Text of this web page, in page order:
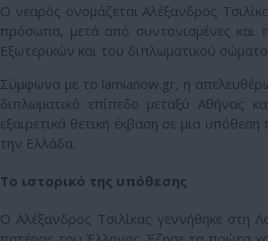
Ο νεαρός ονομάζεται Αλέξανδρος
πρόσωπα, μετά από συντονισμένες και
Εξωτερικών και του διπλωματικού
Σύμφωνα με το lamianow.gr, η
διπλωματικό επίπεδο μεταξύ Αθήνας
εξαιρετικά θετική έκβαση σε μια
την Ελλάδα.
Το ιστορικό της υπόθεσης
Ο Αλέξανδρος Τσιλίκας γεννήθηκε στη